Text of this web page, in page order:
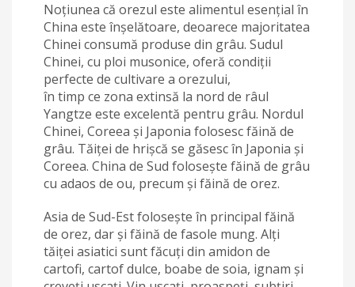
Noțiunea că orezul este alimentul esențial în
China este înșelătoare, deoarece majoritatea
Chinei consumă produse din grâu. Sudul
Chinei, cu ploi musonice, oferă condiții
perfecte de cultivare a orezului,
în timp ce zona extinsă la nord de râul
Yangtze este excelentă pentru grâu. Nordul
Chinei, Coreea și Japonia folosesc făină de
grâu. Tăiței de hrișcă se găsesc în Japonia și
Coreea. China de Sud folosește făină de grâu
cu adaos de ou, precum și făină de orez.
Asia de Sud-Est folosește în principal făină
de orez, dar și făină de fasole mung. Alți
tăiței asiatici sunt făcuți din amidon de
cartofi, cartof dulce, boabe de soia, ignam și